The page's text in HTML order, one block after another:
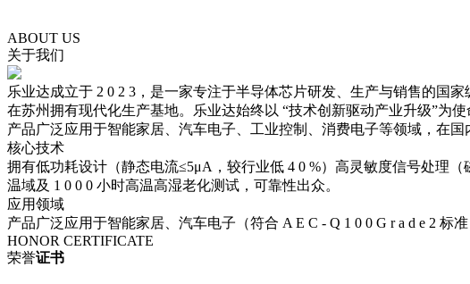
ABOUT US
关于我们
乐业达成立于 2 0 2 3，是一家专注于半导体芯片研发、生产与销售的国
在苏州拥有现代化生产基地。乐业达始终以 “技术创新驱动产业升级”为
产品广泛应用于智能家居、汽车电子、工业控制、消费电子等领域，在国
核心技术
拥有低功耗设计（静态电流≤5μA，较行业低 4 0 %）高灵敏度信号处理
温域及 1 0 0 0 小时高温高湿老化测试，可靠性出众。
应用领域
产品广泛应用于智能家居、汽车电子（符合 A E C - Q 1 0 0 G r a d e 2
HONOR CERTIFICATE
荣誉证书